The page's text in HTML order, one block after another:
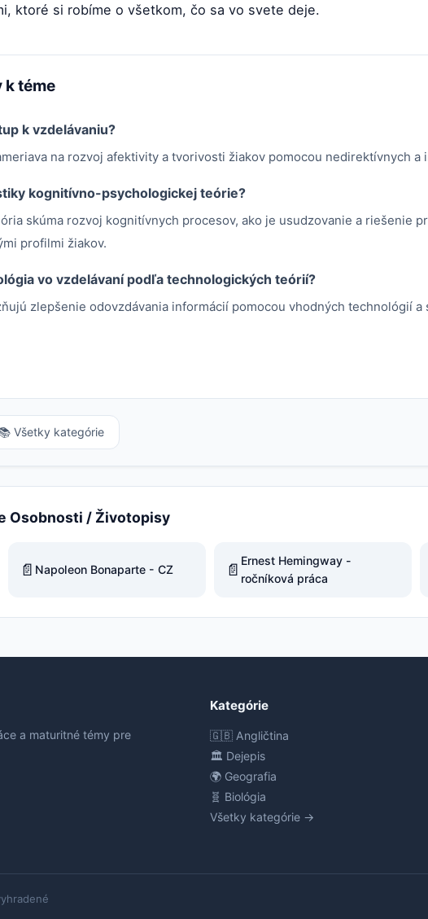
ktoré si robíme o všetkom, čo sa vo svete deje.
k téme
k vzdelávaniu?
na rozvoj afektivity a tvorivosti žiakov pomocou nedirektívnych a
kognitívno-psychologickej teórie?
skúma rozvoj kognitívnych procesov, ako je usudzovanie a riešenie
profilmi žiakov.
vo vzdelávaní podľa technologických teórií?
zlepšenie odovzdávania informácií pomocou vhodných technológií a
📚 Všetky kategórie
Osobnosti / Životopisy
📄 Napoleon Bonaparte - CZ 📄 Ernest Hemingway -
ročníková práca
a maturitné témy pre
Kategórie
🇬🇧 Angličtina
🏛️ Dejepis
🌍 Geografia
🧬 Biológia
Všetky kategórie →